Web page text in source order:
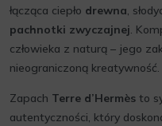
łącząca ciepło drewna,
pachnotki zwyczajnej.
człowieka z naturą – jego
nieograniczoną kreatywność.
Zapach Terre d’Hermès to
autentyczności, który